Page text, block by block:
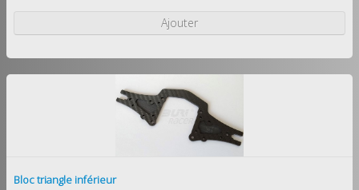
Ajouter
Bloc triangle inférieur